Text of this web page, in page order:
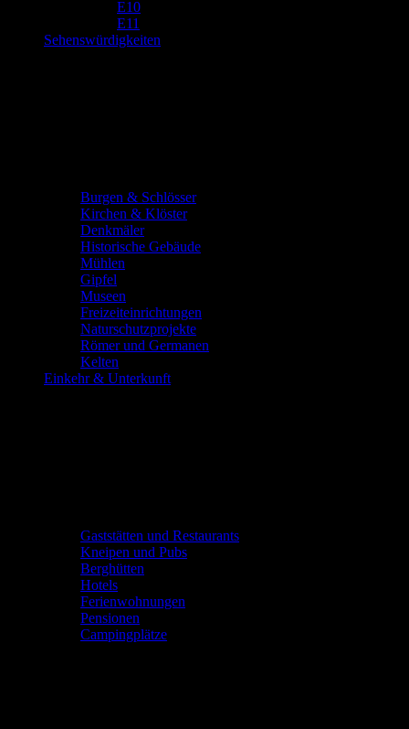
E10
E11
Sehenswürdigkeiten
Burgen & Schlösser
Kirchen & Klöster
Denkmäler
Historische Gebäude
Mühlen
Gipfel
Museen
Freizeiteinrichtungen
Naturschutzprojekte
Römer und Germanen
Kelten
Einkehr & Unterkunft
Gaststätten und Restaurants
Kneipen und Pubs
Berghütten
Hotels
Ferienwohnungen
Pensionen
Campingplätze